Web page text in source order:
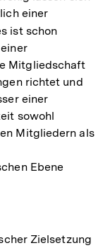
einer
ist schon
Mitgliedschaft
richtet und
einer
sowohl
Mitgliedern als
Ebene
Zielsetzung